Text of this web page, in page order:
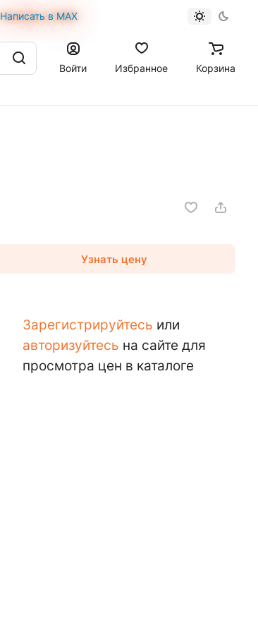
Написать в MAX
Войти Избранное Корзина
Узнать цену
Зарегистрируйтесь или
авторизуйтесь на сайте для
просмотра цен в каталоге